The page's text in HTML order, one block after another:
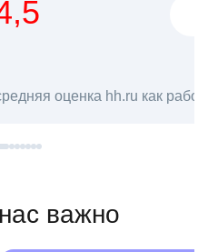
**
в hh.ru
важно